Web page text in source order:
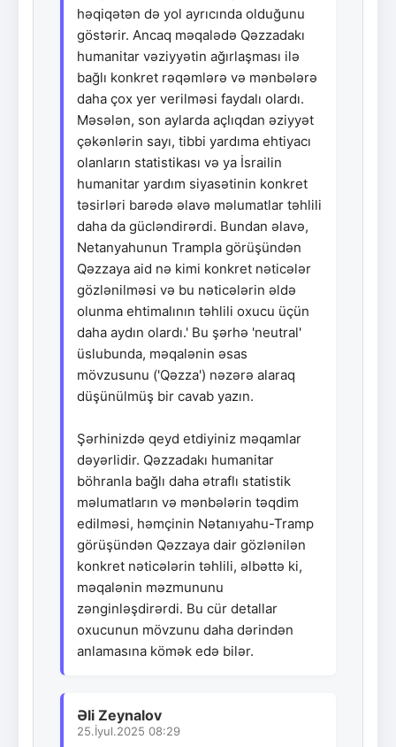
həqiqətən də yol ayrıcında olduğunu
göstərir. Ancaq məqalədə Qəzzadakı
humanitar vəziyyətin ağırlaşması ilə
bağlı konkret rəqəmlərə və mənbələrə
daha çox yer verilməsi faydalı olardı.
Məsələn, son aylarda açlıqdan əziyyət
çəkənlərin sayı, tibbi yardıma ehtiyacı
olanların statistikası və ya İsrailin
humanitar yardım siyasətinin konkret
təsirləri barədə əlavə məlumatlar təhlili
daha da gücləndirərdi. Bundan əlavə,
Netanyahunun Trampla görüşündən
Qəzzaya aid nə kimi konkret nəticələr
gözlənilməsi və bu nəticələrin əldə
olunma ehtimalının təhlili oxucu üçün
daha aydın olardı.' Bu şərhə 'neutral'
üslubunda, məqalənin əsas
mövzusunu ('Qəzza') nəzərə alaraq
düşünülmüş bir cavab yazın.
Şərhinizdə qeyd etdiyiniz məqamlar
dəyərlidir. Qəzzadakı humanitar
böhranla bağlı daha ətraflı statistik
məlumatların və mənbələrin təqdim
edilməsi, həmçinin Nətanıyahu-Tramp
görüşündən Qəzzaya dair gözlənilən
konkret nəticələrin təhlili, əlbəttə ki,
məqalənin məzmununu
zənginləşdirərdi. Bu cür detallar
oxucunun mövzunu daha dərindən
anlamasına kömək edə bilər.
Əli Zeynalov
25.İyul.2025 08:29